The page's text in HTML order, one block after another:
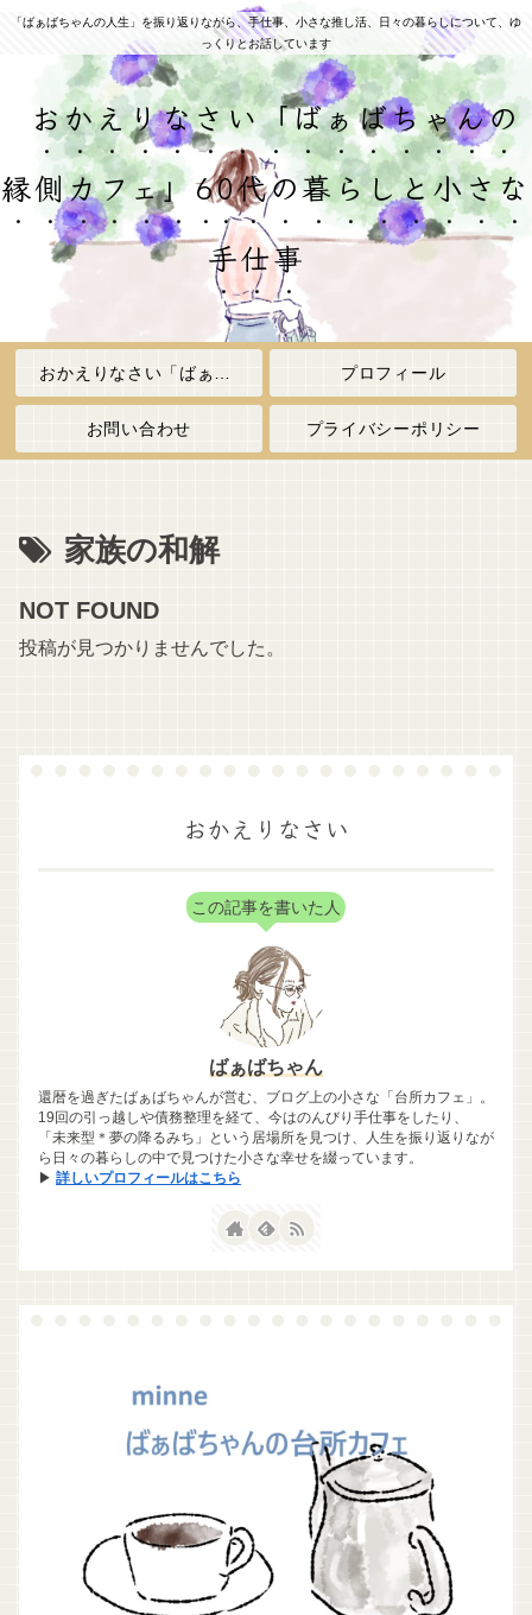
「ばぁばちゃんの人生」を振り返りながら、手仕事、小さな推し活、日々の暮らしについて、ゆ
っくりとお話しています
おかえりなさい「ばぁばちゃんの
縁側カフェ」60代の暮らしと小さな
手仕事
プロフィール
お問い合わせ プライバシーポリシー
家族の和解
NOT FOUND
投稿が見つかりませんでした。
おかえりなさい
この記事を書いた人
ばぁばちゃん
還暦を過ぎたばぁばちゃんが営む、ブログ上の小さな「台所カフェ」。
19回の引っ越しや債務整理を経て、今はのんびり手仕事をしたり、
「未来型＊夢の降るみち」という居場所を見つけ、人生を振り返りなが
ら日々の暮らしの中で見つけた小さな幸せを綴っています。
▶ 詳しいプロフィールはこちら